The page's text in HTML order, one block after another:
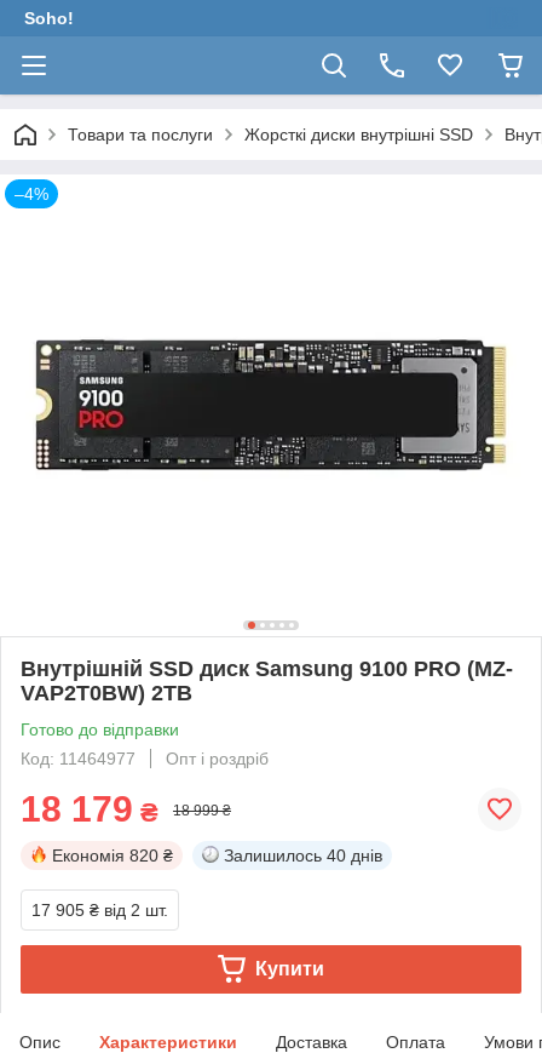
Soho!
Товари та послуги Жорсткі диски внутрішні SSD
–4%
Внутрішній SSD диск Samsung 9100 PRO (MZ-
VAP2T0BW) 2TB
Готово до відправки
Код: 11464977
Опт і роздріб
18 179 ₴ 18 999 ₴
Економія 820 ₴ Залишилось 40 днів
17 905 ₴ від 2 шт.
Купити
Опис Характеристики Доставка Оплата Умови